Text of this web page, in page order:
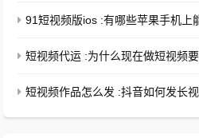
91短视频版ios :有哪些苹果手机上
短视频代运 :为什么现在做短视频
短视频作品怎么发 :抖音如何发长视